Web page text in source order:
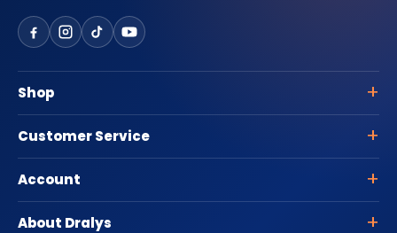
Shop
Customer Service
Account
About Dralys